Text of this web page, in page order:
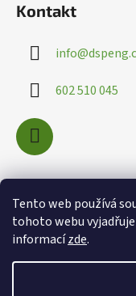
Tento web používá
tohoto webu
informacízde.
Kontakt
info@
602 510 045
Nákupní košík